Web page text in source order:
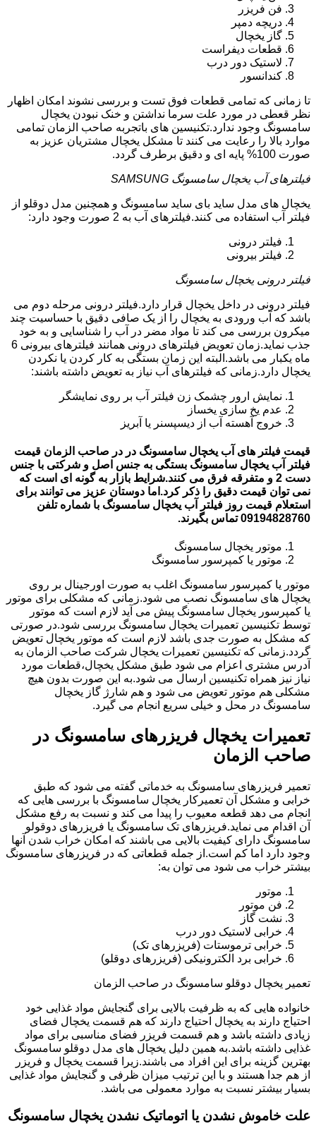
فن فریزر
دریچه دمپر
گاز یخچال
قطعات دیفراست
لاستیک دور درب
کندانسور
تا زمانی که تمامی قطعات فوق تست و بررسی نشوند امکان اظهار
نظر قعطی در مورد علت سرما نداشتن و خنک نبودن یخچال
سامسونگ وجود ندارد.تکنیسین های باتجربه صاحب الزمان تمامی
موارد بالا را رعایت می کنند تا مشکل یخچال مشتریان عزیز به
صورت 100% پایه ای و دقیق برطرف گردد.
فیلترهای آب یخچال سامسونگ SAMSUNG
یخچال های مدل ساید بای ساید سامسونگ و همچنین مدل دوقلو از
فیلتر آب استفاده می کنند.فیلترهای آب به 2 صورت وجود دارد:
فیلتر درونی
فیلتر بیرونی
فیلتر درونی یخچال سامسونگ
فیلتر درونی در داخل یخچال قرار دارد.فیلتر درونی مرحله دوم می
باشد که آب ورودی به یخچال را از یک صافی دقیق با حساسیت چند
میکرون بررسی می کند تا مواد مضر در آب را شناسایی و به خود
جذب نماید.زمان تعویض فیلترهای درونی همانند فیلترهای بیرونی 6
ماه یکبار می باشد.البته این زمان بستگی به کار کردن یا نکردن
یخچال دارد.زمانی که فیلترهای آب نیاز به تعویض داشته باشند:
نمایش ارور چشمک زن فیلتر آب بر روی نمایشگر
عدم یخ سازی یخساز
خروج آهسته آب از دیسپسنر یا آبریز
قیمت فیلتر های آب یخچال سامسونگ در در صاحب الزمان قیمت
فیلتر آب یخچال سامسونگ بستگی به جنس اصل و شرکتی با جنس
دست 2 و متفرقه فرق می کنند.شرایط بازار به گونه ای است که
نمی توان قیمت دقیق را ذکر کرد.اما دوستان عزیز می توانند برای
استعلام قیمت روز فیلتر آب یخچال سامسونگ با شماره تلفن
09194828760 تماس بگیرند.
موتور یخچال سامسونگ
موتور یا کمپرسور سامسونگ
موتور یا کمپرسور سامسونگ اغلب به صورت اورجینال بر روی
یخچال های سامسونگ نصب می شود.زمانی که مشکلی برای موتور
یا کمپرسور یخچال سامسونگ پیش می آید لازم است که موتور
توسط تکنیسین تعمیرات یخچال سامسونگ بررسی شود.در صورتی
که مشکل به صورت جدی باشد لازم است که موتور یخچال تعویض
گردد.زمانی که تکنیسین تعمیرات یخچال شرکت صاحب الزمان به
آدرس مشتری اعزام می شود طبق مشکل یخچال،قطعات مورد
نیاز نیز همراه تکنیسین ارسال می شود.به این صورت بدون هیچ
مشکلی هم موتور تعویض می شود و هم شارژ گاز یخچال
سامسونگ در محل و خیلی سریع انجام می گیرد.
تعمیرات یخچال فریزرهای سامسونگ در
صاحب الزمان
تعمیر فریزرهای سامسونگ به خدماتی گفته می شود که طبق
خرابی و مشکل آن تعمیرکار یخچال سامسونگ با بررسی هایی که
انجام می دهد قطعه معیوب را پیدا می کند و نسبت به رفع مشکل
آن اقدام می نماید.فریزرهای تک سامسونگ یا فریزرهای دوقولو
سامسونگ دارای کیفیت بالایی می باشند که امکان خراب شدن آنها
وجود دارد اما کم است.از جمله قطعاتی که در فریزرهای سامسونگ
بیشتر خراب می شود می توان به:
موتور
فن موتور
نشت گاز
خرابی لاستیک دور درب
خرابی ترموستات (فریزرهای تک)
خرابی برد الکترونیکی (فریزرهای دوقلو)
تعمیر یخچال دوقلو سامسونگ در صاحب الزمان
خانواده هایی که به ظرفیت بالایی برای گنجایش مواد غذایی خود
احتیاج دارند به یخچال احتیاج دارند که هم قسمت یخچال فضای
زیادی داشته باشد و هم قسمت فریزر فضای مناسبی برای مواد
غذایی داشته باشد.به همین دلیل یخچال های مدل دوقلو سامسونگ
بهترین گزینه برای این افراد می باشند.زیرا قسمت یخچال و فریزر
از هم جدا هستند و با این ترتیب میزان ظرفی و گنجایش مواد غذایی
بسیار بیشتر نسبت به موارد معمولی می باشد.
علت خاموش نشدن یا اتوماتیک نشدن یخچال سامسونگ